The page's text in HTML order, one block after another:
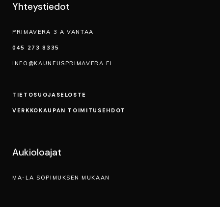
Yhteystiedot
PRIMAVERA 3 A VANTAA
045 273 8335
INFO@KAUNEUSPRIMAVERA.FI
TIETOSUOJA­SELOSTE
VERKKOKAUPAN TOIMITUSEHDOT
Aukioloajat
MA-LA SOPIMUKSEN MUKAAN